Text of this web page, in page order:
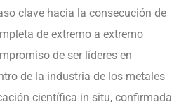
clave hacia la consecución de
de extremo a extremo
de ser líderes en
de la industria de los metales
científica in situ, confirmada